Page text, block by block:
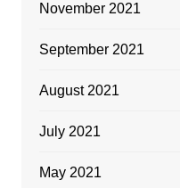
November 2021
September 2021
August 2021
July 2021
May 2021